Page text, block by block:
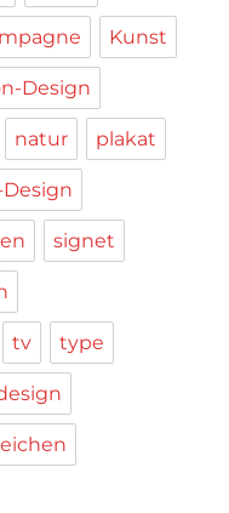
Kunst
Design
natur plakat
signet
tv type